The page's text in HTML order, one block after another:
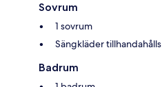
Sovrum
1 sovrum
Sängkläder tillhandahålls
Badrum